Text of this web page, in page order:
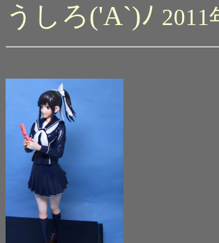
うしろ('A`)ﾉ 2011